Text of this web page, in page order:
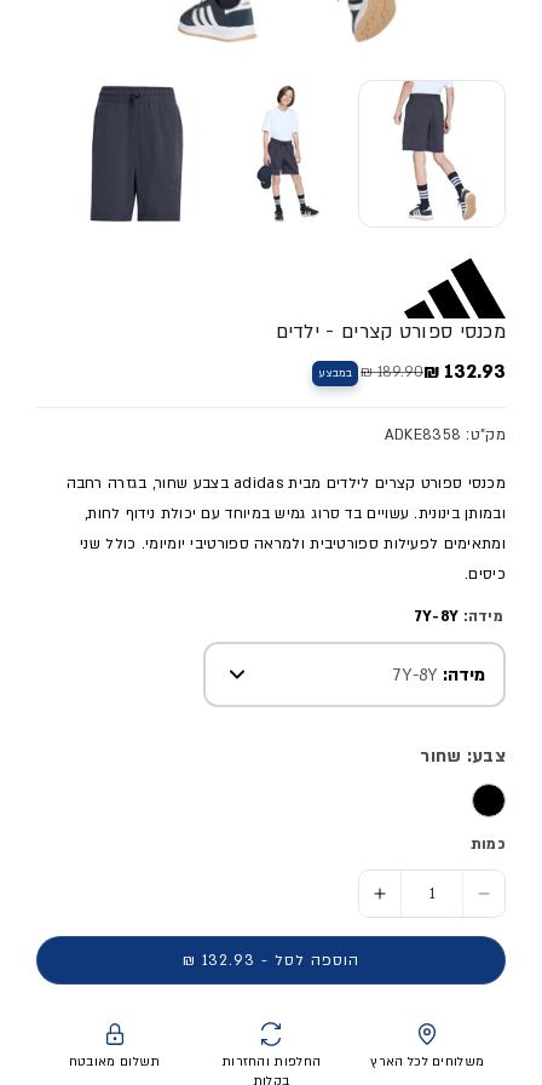
מכנסי ספורט קצרים - ילדים
מחיר מבצע
132.93 ₪
מחיר מלא 189.90 ₪ במבצע
מק"ט: ADKE8358
מכנסי ספורט קצרים לילדים מבית adidas בצבע שחור, בגזרה רחבה
ובמותן בינונית. עשויים בד סרוג גמיש במיוחד עם יכולת נידוף לחות,
ומתאימים לפעילות ספורטיבית ולמראה ספורטיבי יומיומי. כולל שני
כיסים.
מידה: 7Y-8Y
מידה: 7Y-8Y
צבע: שחור
כמות
הסר כמות ל- מכנסי ספורט קצרים - ילדים
הוסף כמות ל- מכנסי ספורט קצרים - ילדים
הוספה לסל - 132.93 ₪
משלוחים לכל הארץ
החלפות והחזרות
בקלות
תשלום מאובטח